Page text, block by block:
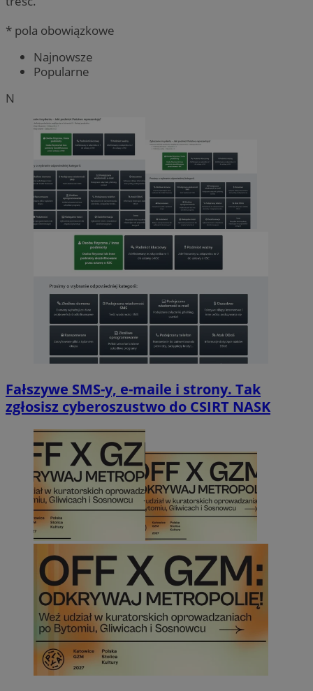
* pola obowiązkowe
Najnowsze
Popularne
N
Fałszywe SMS-y, e-maile i strony. Tak
zgłosisz cyberoszustwo do CSIRT NASK